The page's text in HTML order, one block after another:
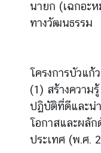
ะ
กิ
ร
ร
ม
สื่
อ
นายก (เฉกอะ
ทางวัฒนธรรม
โครงการบัวแก้
(1) สร้างความ
ปฏิบัติที่ดีและน่
โอกาสและผลัก
ประเทศ (พ.ศ.